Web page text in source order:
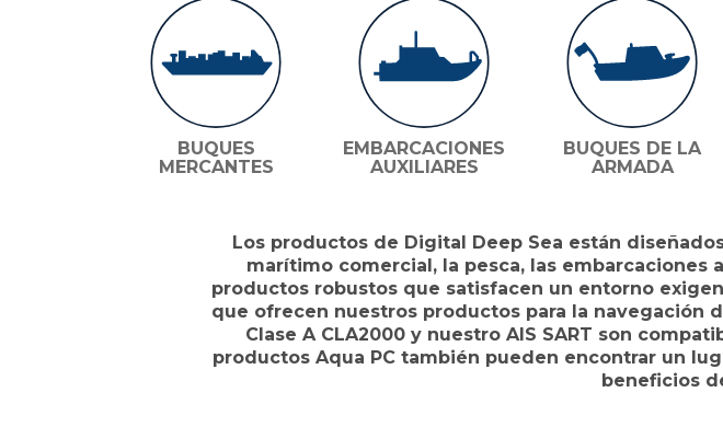
BUQUES
MERCANTES
EMBARCACIONES
AUXILIARES
BUQUES DE LA
ARMADA
Los productos de Digital Deep Sea están
marítimo comercial, la pesca, las embarcaciones
productos robustos que satisfacen un entorno
que ofrecen nuestros productos para la navegación
Clase A CLA2000 y nuestro AIS SART son
productos Aqua PC también pueden encontrar un
beneficios